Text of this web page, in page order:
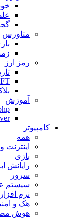
متاورس
رمز ارز
آموزش
کامپیوتر
همه
اینترنت
بازی
رایانش
سرور
سیستم
نرم
هک و
هوش